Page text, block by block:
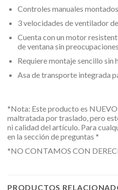
Controles manuales
3 velocidades de ventilador
Cuenta con un motor
de ventana sin preocupaciones
Requiere montaje sencillo sin
Asa de transporte integrada
*Nota: Este producto es
maltratada por traslado, pero
ni calidad del artículo. Para
en la sección de preguntas *
*NO CONTAMOS CON
PRODUCTOS